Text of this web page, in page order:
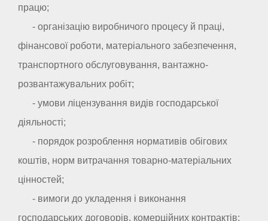
працю;
- організацію виробничого процесу й праці,
фінансової роботи, матеріального забезпечення,
транспортного обслуговування, вантажно-
розвантажувальних робіт;
- умови ліцензування видів господарської
діяльності;
- порядок розроблення нормативів обігових
коштів, норм витрачання товарно-матеріальних
цінностей;
- вимоги до укладення і виконання
господарських договорів, комерційних контрактів;